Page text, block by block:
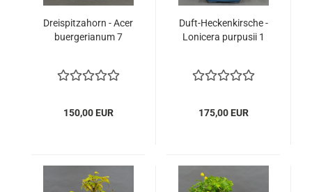
Drei­spit­z­ahorn - Acer
buer­ge­ri­a­num 7
150,00 EUR
Duft-​He­cken­kir­sche -
Lo­ni­ce­ra pur­pu­sii 1
175,00 EUR